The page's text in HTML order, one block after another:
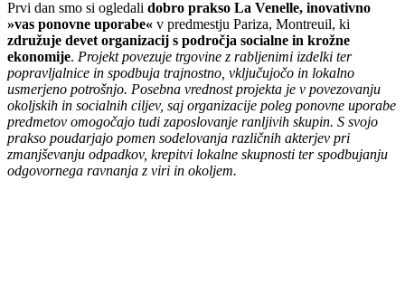
Prvi dan smo si ogledali dobro prakso La Venelle, inovativno
»vas ponovne uporabe« v predmestju Pariza, Montreuil, ki
združuje devet organizacij s področja socialne in krožne
ekonomije. Projekt povezuje trgovine z rabljenimi izdelki ter
popravljalnice in spodbuja trajnostno, vključujočo in lokalno
usmerjeno potrošnjo. Posebna vrednost projekta je v povezovanju
okoljskih in socialnih ciljev, saj organizacije poleg ponovne uporabe
predmetov omogočajo tudi zaposlovanje ranljivih skupin. S svojo
prakso poudarjajo pomen sodelovanja različnih akterjev pri
zmanjševanju odpadkov, krepitvi lokalne skupnosti ter spodbujanju
odgovornega ravnanja z viri in okoljem.